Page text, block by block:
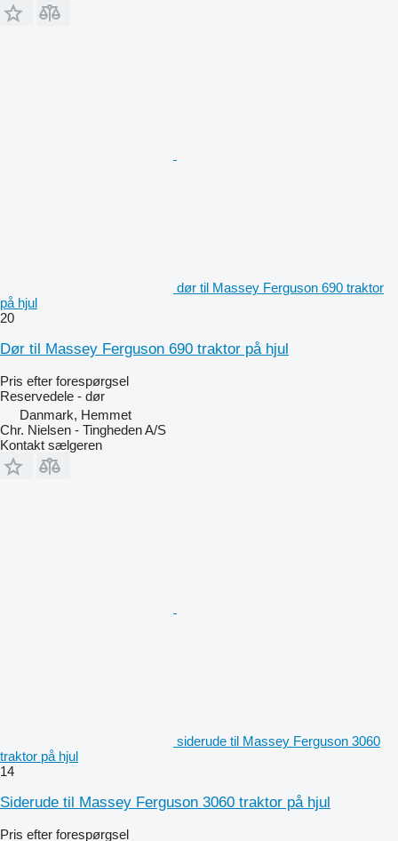
dør til Massey Ferguson 690 traktor
på hjul
20
Dør til Massey Ferguson 690 traktor på hjul
Pris efter forespørgsel
Reservedele - dør
Danmark, Hemmet
Chr. Nielsen - Tingheden A/S
Kontakt sælgeren
siderude til Massey Ferguson 3060
traktor på hjul
14
Siderude til Massey Ferguson 3060 traktor på hjul
Pris efter forespørgsel